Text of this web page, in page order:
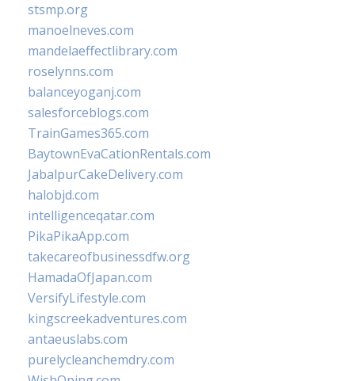
stsmp.org
manoelneves.com
mandelaeffectlibrary.com
roselynns.com
balanceyoganj.com
salesforceblogs.com
TrainGames365.com
BaytownEvaCationRentals.com
JabalpurCakeDelivery.com
halobjd.com
intelligenceqatar.com
PikaPikaApp.com
takecareofbusinessdfw.org
HamadaOfJapan.com
VersifyLifestyle.com
kingscreekadventures.com
antaeuslabs.com
purelycleanchemdry.com